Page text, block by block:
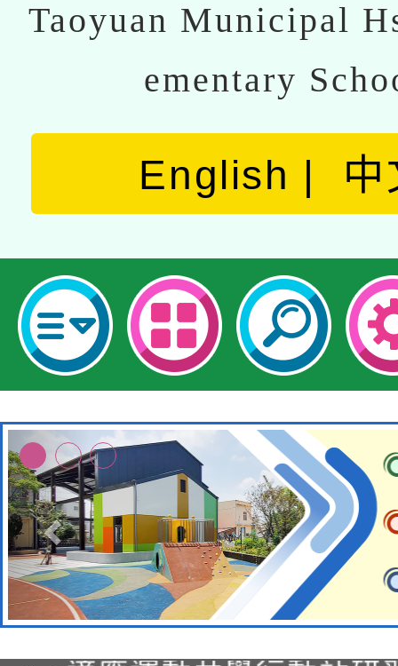
Taoyuan Municipal
ementary
English 中
本校115學年度第2次